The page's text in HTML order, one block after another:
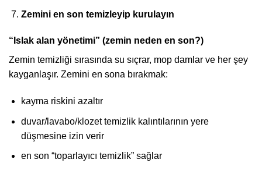
Zemini en son temizleyip kurulayın
“Islak alan yönetimi” (zemin neden en son?)
Zemin temizliği sırasında su sıçrar, mop damlar ve her şey
kayganlaşır. Zemini en sona bırakmak:
kayma riskini azaltır
duvar/lavabo/klozet temizlik kalıntılarının yere
düşmesine izin verir
en son “toparlayıcı temizlik” sağlar